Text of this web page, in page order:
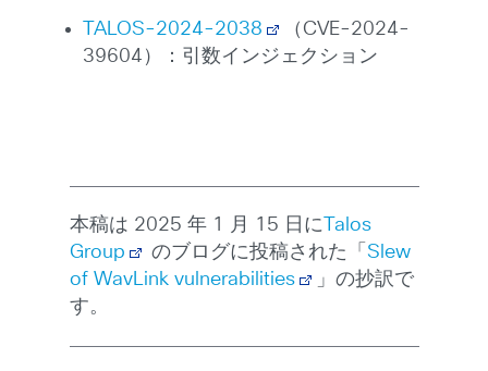
TALOS-2024-2038
（CVE-2024-
39604）：引数インジェクション
本稿は 2025 年 1 月 15 日に Talos
Group
のブログに投稿された「 Slew
of WavLink vulnerabilities
」の抄訳で
す。